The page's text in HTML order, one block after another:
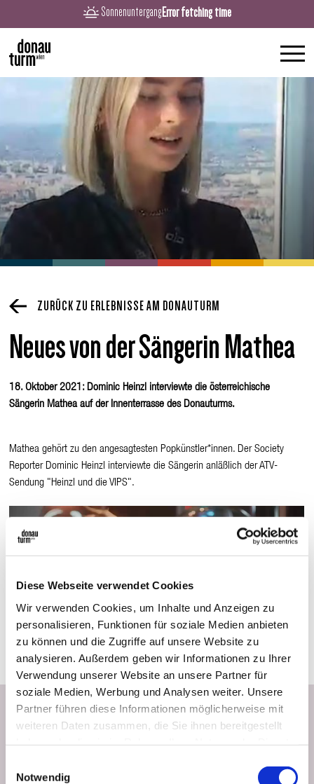
Diese Webseite verwendet Cookies
Wir verwenden Cookies, um Inhalte und Anzeigen zu
personalisieren, Funktionen für soziale Medien anbieten
zu können und die Zugriffe auf unsere Website zu
analysieren. Außerdem geben wir Informationen zu Ihrer
Verwendung unserer Website an unsere Partner für
soziale Medien, Werbung und Analysen weiter. Unsere
Partner führen diese Informationen möglicherweise mit
weiteren Daten zusammen, die Sie ihnen bereitgestellt
Notwendig
SonnenuntergangError fetching time
ZURÜCK ZU ERLEBNISSE AM DONAUTURM
Neues von der Sängerin Mathea
18. Oktober 2021: Dominic Heinzl interviewte die österreichische
Sängerin Mathea auf der Innenterrasse des Donauturms.
Mathea gehört zu den angesagtesten Popkünstler*innen. Der Society
Reporter Dominic Heinzl interviewte die Sängerin anläßlich der ATV-
Sendung "Heinzl und die VIPS".
Newsletter abonnieren
und erhalten Sie Neuigkeiten, Angebote und Highlights direkt per E-Mail.